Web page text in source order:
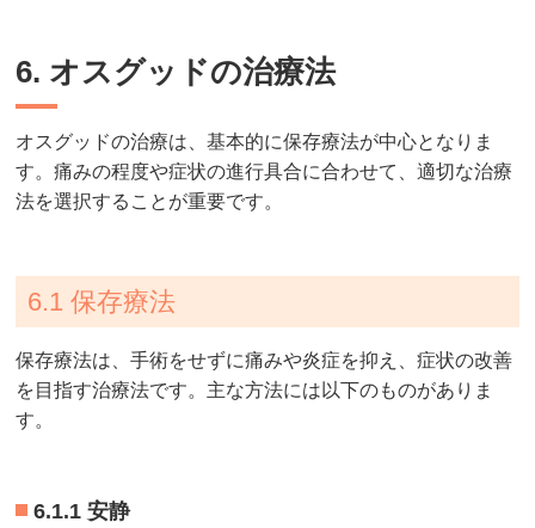
6. オスグッドの治療法
オスグッドの治療は、基本的に保存療法が中心となりま
す。痛みの程度や症状の進行具合に合わせて、適切な治療
法を選択することが重要です。
6.1 保存療法
保存療法は、手術をせずに痛みや炎症を抑え、症状の改善
を目指す治療法です。主な方法には以下のものがありま
す。
6.1.1 安静